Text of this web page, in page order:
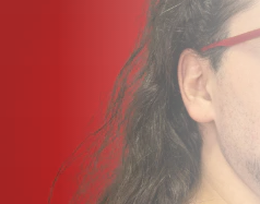
vidéo. Compatible avec les
elle vous permet de passer
de carte et plus de temps à
La fonction
fichiers offre sécurité et
La fonction exclusive de
fichiers de TASCAM
cas de coupure de courant.